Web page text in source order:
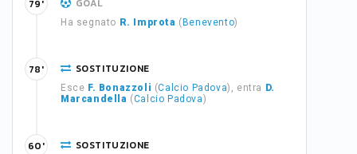
GOAL
Ha segnato R. Improta ( Benevento)
79'
SOSTITUZIONE
Esce F. Bonazzoli (Calcio Padova), entra
D.
Marcandella (Calcio Padova)
78'
SOSTITUZIONE
60'